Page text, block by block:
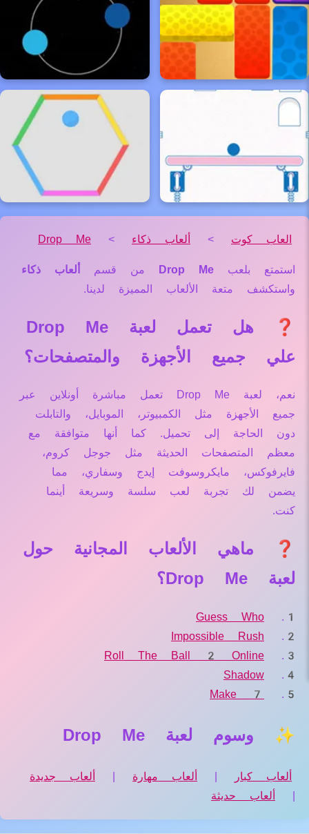
العاب كوت > ألعاب ذكاء >
Drop Me
استمتع بلعب Drop Me من قسم
ألعاب ذكاء
واستكشف متعة الألعاب المميزة لدينا.
❓ هل تعمل لعبة Drop Me
علي جميع الأجهزة والمتصفحات؟
نعم، لعبة Drop Me تعمل مباشرة أونلاين عبر
جميع الأجهزة مثل الكمبيوتر، الموبايل، والتابلت
دون الحاجة إلى تحميل. كما أنها متوافقة مع
معظم المتصفحات الحديثة مثل جوجل كروم،
فايرفوكس، مايكروسوفت إيدج وسفاري، مما
يضمن لك تجربة لعب سلسة وسريعة أينما
كنت.
❓ ماهي الألعاب المجانية حول
لعبة Drop Me؟
Guess Who
Impossible Rush
Roll The Ball 2 Online
Shadow
Make 7
✨ وسوم لعبة Drop Me
ألعاب كبار ألعاب مهارة
ألعاب جديدة
ألعاب حديثة